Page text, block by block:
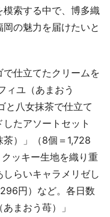
索する中で、博多織
の魅力を届けたいと
仕立てたクリームを
ィユ（あまおう
と八女抹茶で仕立て
たアソートセット
茶）」（8個＝1,728
ッキー生地を織り重
らいキャラメリゼし
円）など。各日数
まおう苺）」